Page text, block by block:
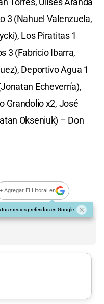
3 (Nahuel Valenzuela,
Los Piratitas 1
3 (Fabricio Ibarra,
Deportivo Agua 1
Echeverría),
Grandolio x2, José
Okseniuk) – Don
+ Agregar El Litoral en
tus medios preferidos en Google